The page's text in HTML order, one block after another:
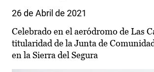
26 de Abril de 2021
Celebrado en el aeródromo de Las
titularidad de la Junta de
en la Sierra del Segura